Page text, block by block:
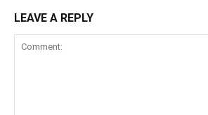
LEAVE A REPLY